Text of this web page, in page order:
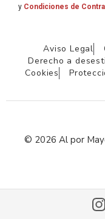
y Condiciones de
Aviso Legal
Derecho a
Cookies
© 2026 Al por